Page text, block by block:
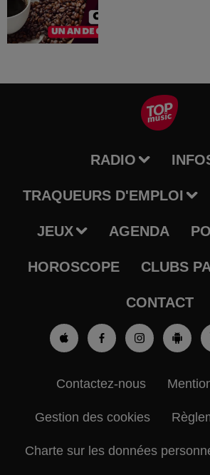
RADIO
TRAQUEURS D'EMPLOI
JEUX AGENDA
HOROSCOPE CLUBS
CONTACT
Contactez-nous
Gestion des cookies
Charte sur les données